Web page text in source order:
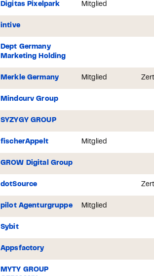
Digitas Pixelpark Mitglied
intive
Dept Germany
Marketing Holding
Merkle Germany Mitglied
Mindcurv Group
SYZYGY GROUP
fischerAppelt Mitglied
GROW Digital Group
dotSource
pilot Agenturgruppe Mitglied
Sybit
Appsfactory
MYTY GROUP